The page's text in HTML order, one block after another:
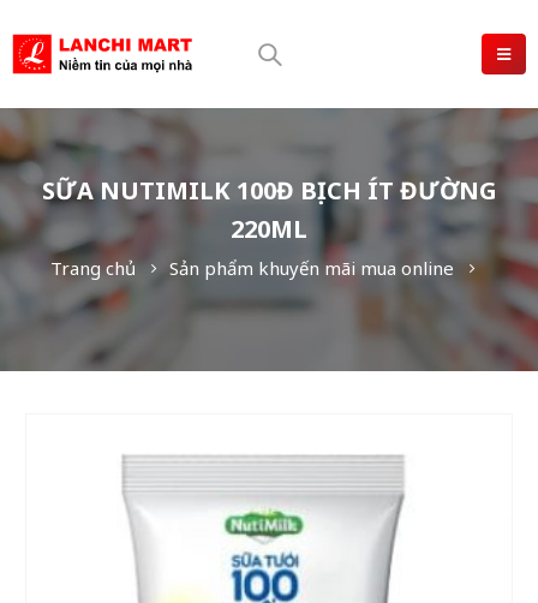
SỮA NUTIMILK 100Đ BỊCH ÍT ĐƯỜNG
220ML
Trang chủ Sản phẩm khuyến mãi mua online